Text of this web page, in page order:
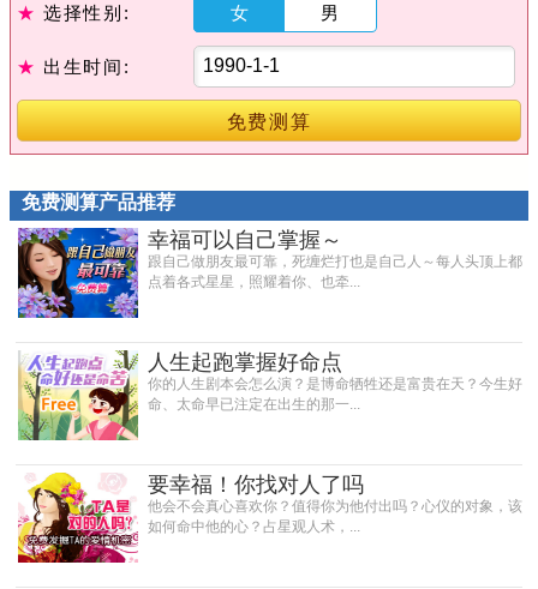
★选择性别: 女 男
★ 出生时间:
免费测算
免费测算产品推荐
幸福可以自己掌握～
跟自己做朋友最可靠，死缠烂打也是自己人～每人头顶上都
点着各式星星，照耀着你、也牵...
人生起跑掌握好命点
你的人生剧本会怎么演？是博命牺牲还是富贵在天？今生好
命、太命早已注定在出生的那一...
要幸福！你找对人了吗
他会不会真心喜欢你？值得你为他付出吗？心仪的对象，该
如何命中他的心？占星观人术，...